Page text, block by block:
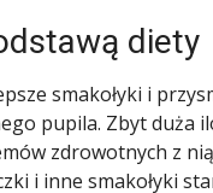
diety
smakołyki i
pupila. Zbyt duża
zdrowotnych z
i inne smakołyki